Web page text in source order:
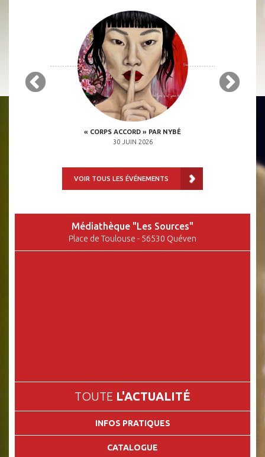
« CORPS ACCORD » PAR NYBÉ
30 JUIN 2026
VOIR TOUS LES ÉVÉNEMENTS
Médiathèque "Les Sources"
Place de Toulouse - 56530 Quéven
TOUTE L'ACTUALITÉ
INFOS PRATIQUES
CATALOGUE